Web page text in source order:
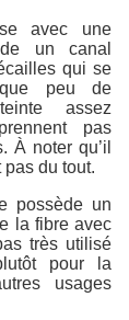
avec une
un canal
qui se
peu de
assez
pas
À noter qu’il
du tout.
possède un
la fibre avec
très utilisé
pour la
usages